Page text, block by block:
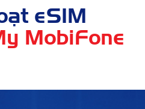
eSIM
MobiFone